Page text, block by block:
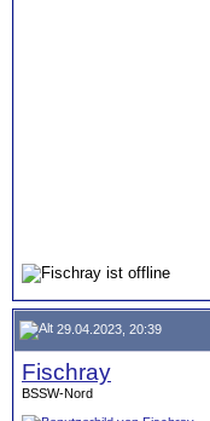
29.04.2023, 20:39
Fischray
BSSW-Nord